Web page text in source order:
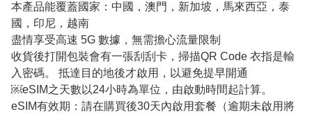
本產品能覆蓋國家：中國，澳門，新加坡，馬來西亞，泰
國，印尼，越南
盡情享受高速 5G 數據，無需擔心流量限制
收貨後打開包裝會有一張刮刮卡，掃描QR Code 衣指是輸
入密碼。 抵達目的地後才啟用，以避免提早開通
￼eSIM之天數以24小時為單位，由啟動時間起計算。
eSIM有效期：請在購買後30天內啟用套餐（逾期未啟用將